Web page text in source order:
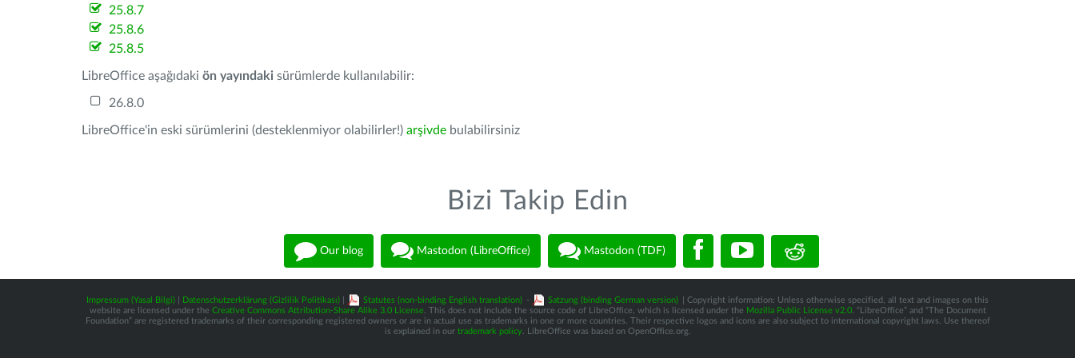
25.8.7
25.8.6
25.8.5
LibreOffice aşağıdaki ön yayındaki sürümlerde kullanılabilir:
26.8.0
LibreOffice'in eski sürümlerini (desteklenmiyor olabilirler!) arşivde bulabilirsiniz
Bizi Takip Edin
Our blog Mastodon (LibreOffice) Mastodon (TDF)
Impressum (Yasal Bilgi) Datenschutzerklärung (Gizlilik Politikası) Statutes (non-binding English translation) - Satzung (binding German version)
| Copyright information: Unless otherwise specified, all text and images on this
website are licensed under the Creative Commons Attribution-Share Alike 3.0 License. This does not include the source code of LibreOffice, which is licensed under the Mozilla Public License v2.0. “LibreOffice” and “The Document
Foundation” are registered trademarks of their corresponding registered owners or are in actual use as trademarks in one or more countries. Their respective logos and icons are also subject to international copyright laws. Use thereof
is explained in our trademark policy. LibreOffice was based on OpenOffice.org.